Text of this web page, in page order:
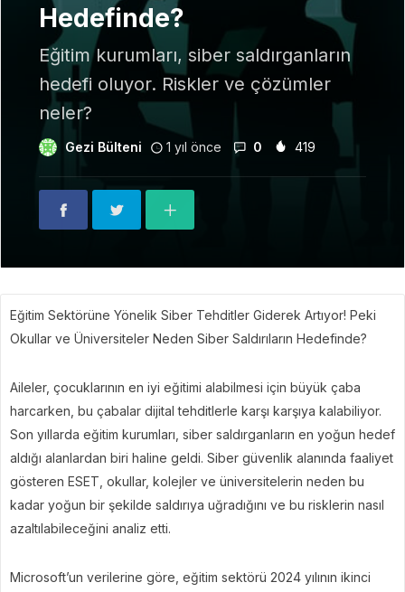
Hedefinde?
Eğitim kurumları, siber saldırganların
hedefi oluyor. Riskler ve çözümler
neler?
Gezi Bülteni 1 yıl önce 0 419
Eğitim Sektörüne Yönelik Siber Tehditler Giderek Artıyor! Peki
Okullar ve Üniversiteler Neden Siber Saldırıların Hedefinde?
Aileler, çocuklarının en iyi eğitimi alabilmesi için büyük çaba
harcarken, bu çabalar dijital tehditlerle karşı karşıya kalabiliyor.
Son yıllarda eğitim kurumları, siber saldırganların en yoğun hedef
aldığı alanlardan biri haline geldi. Siber güvenlik alanında faaliyet
gösteren ESET, okullar, kolejler ve üniversitelerin neden bu
kadar yoğun bir şekilde saldırıya uğradığını ve bu risklerin nasıl
azaltılabileceğini analiz etti.
Microsoft’un verilerine göre, eğitim sektörü 2024 yılının ikinci